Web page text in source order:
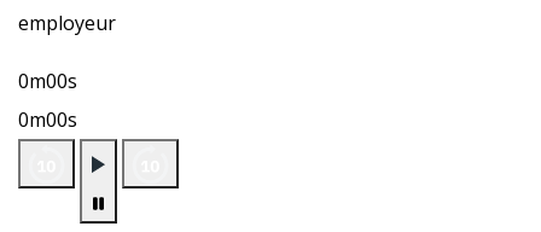
employeur
0m00s
0m00s